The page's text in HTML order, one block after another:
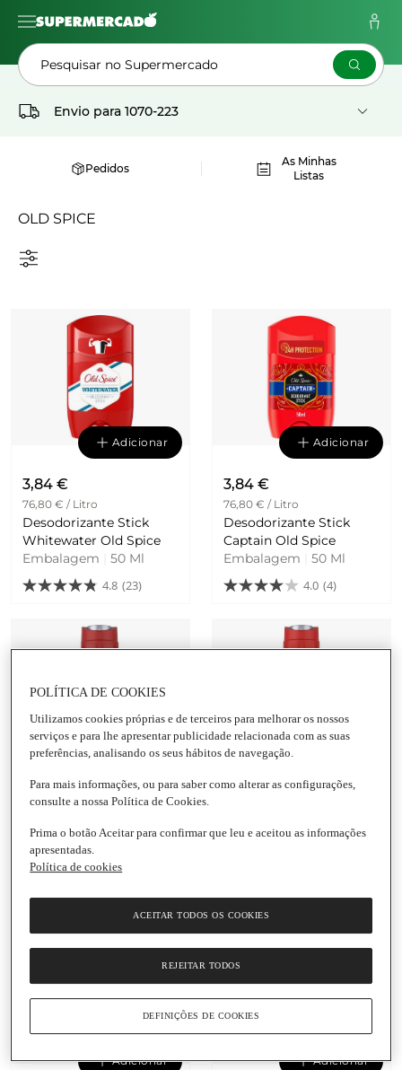
Pesquisar no Supermercado
Envio para 1070-223
Pedidos
As Minhas
Listas
OLD SPICE
Adicionar
3,84 €
76,80 € / Litro
Desodorizante Stick
Whitewater Old Spice
Embalagem
50 Ml
4.8 (23)
Adicionar
3,84 €
76,80 € / Litro
Desodorizante Stick
Captain Old Spice
Embalagem
50 Ml
4.0 (4)
Adicionar
3,84 €
Shower Gel Original Old
Spice
Embalagem|400 Ml
4.8 (23)
3,84 €
Shower Gel Captain Old
Adicionar Adicionar
POLÍTICA DE COOKIES
Utilizamos cookies próprias e de terceiros para melhorar os nossos
serviços e para lhe apresentar publicidade relacionada com as suas
preferências, analisando os seus hábitos de navegação.
Para mais informações, ou para saber como alterar as configurações,
consulte a nossa Política de Cookies.
Prima o botão Aceitar para confirmar que leu e aceitou as informações
apresentadas.
Política de cookies
REJEITAR TODOS
ACEITAR TODOS OS COOKIES
DEFINIÇÕES DE COOKIES